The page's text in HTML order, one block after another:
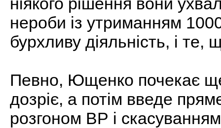
нероби із утриманням
бурхливу діяльність, і
Певно, Ющенко почекає
дозріє, а потім введе
розгоном ВР і